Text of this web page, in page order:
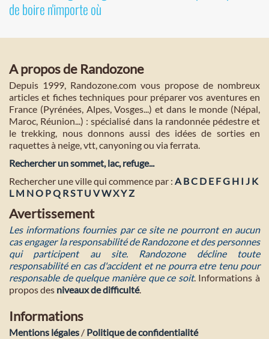
de boire n'importe où
A propos de Randozone
Depuis 1999, Randozone.com vous propose de nombreux
articles et fiches techniques pour préparer vos aventures en
France (Pyrénées, Alpes, Vosges...) et dans le monde (Népal,
Maroc, Réunion...) : spécialisé dans la randonnée pédestre et
le trekking, nous donnons aussi des idées de sorties en
raquettes à neige, vtt, canyoning ou via ferrata.
Rechercher un sommet, lac, refuge...
Rechercher une ville qui commence par : A BC D E FG H I J K
L M NO PQ RST U VWXYZ
Avertissement
Les informations fournies par ce site ne pourront en aucun
cas engager la responsabilité de Randozone et des personnes
qui participent au site. Randozone décline toute
responsabilité en cas d'accident et ne pourra etre tenu pour
responsable de quelque manière que ce soit. Informations à
propos des niveaux de difficulté.
Informations
Mentions légales / Politique de confidentialité